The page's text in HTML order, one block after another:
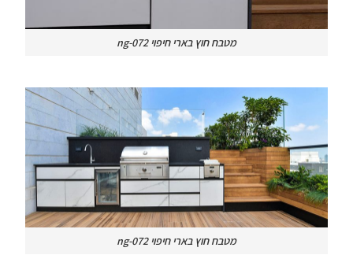
מטבח חוץ בארי חיפוי ng-072
מטבח חוץ בארי חיפוי ng-072